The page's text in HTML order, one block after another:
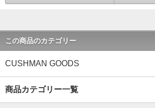
この商品のカテゴリー
CUSHMAN GOODS
商品カテゴリー一覧